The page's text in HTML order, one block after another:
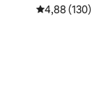
Évaluation
4,88 (130)